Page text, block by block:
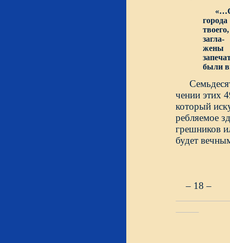
города
загла-
жены
были
чении этих
ребляемое
грешников
будет
– 18 –